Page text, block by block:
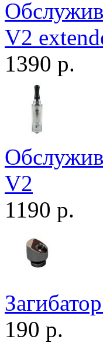
V2
1390 р.
V2
1190 р.
190 р.